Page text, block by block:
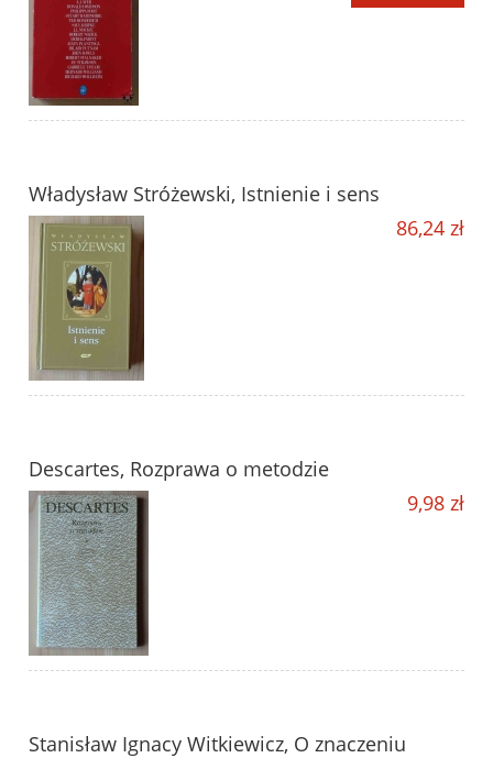
Władysław Stróżewski, Istnienie i sens
86,24 zł
Descartes, Rozprawa o metodzie
9,98 zł
Stanisław Ignacy Witkiewicz, O znaczeniu